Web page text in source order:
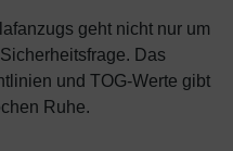
geht nicht nur um
Das
und TOG-Werte gibt
Ruhe.